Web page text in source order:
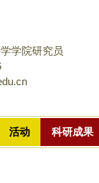
主
要
学院研究员
活动 科研成果